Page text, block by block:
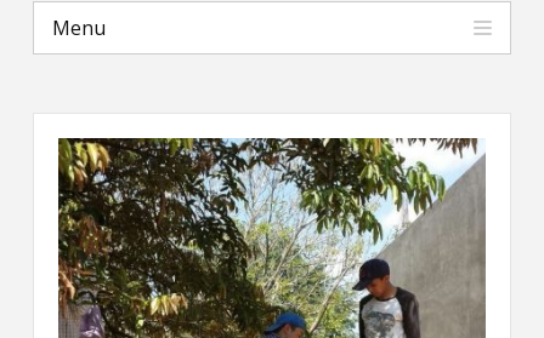
Menu
Links
Main Menu
Who you are